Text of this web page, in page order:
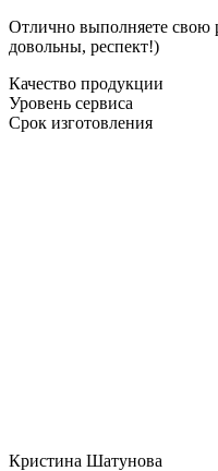
Отлично выполняете свою
довольны, респект!)
Качество продукции
Уровень сервиса
Срок изготовления
Кристина Шатунова